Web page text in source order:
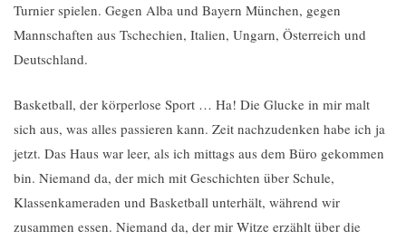
Turnier spielen. Gegen Alba und Bayern München, gegen
Mannschaften aus Tschechien, Italien, Ungarn, Österreich und
Deutschland.
Basketball, der körperlose Sport … Ha! Die Glucke in mir malt
sich aus, was alles passieren kann. Zeit nachzudenken habe ich ja
jetzt. Das Haus war leer, als ich mittags aus dem Büro gekommen
bin. Niemand da, der mich mit Geschichten über Schule,
Klassenkameraden und Basketball unterhält, während wir
zusammen essen. Niemand da, der mir Witze erzählt über die